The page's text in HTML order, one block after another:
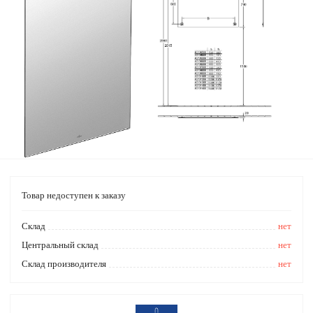
Товар недоступен к заказу
Cклад
нет
Центральный склад
нет
Склад производителя
нет